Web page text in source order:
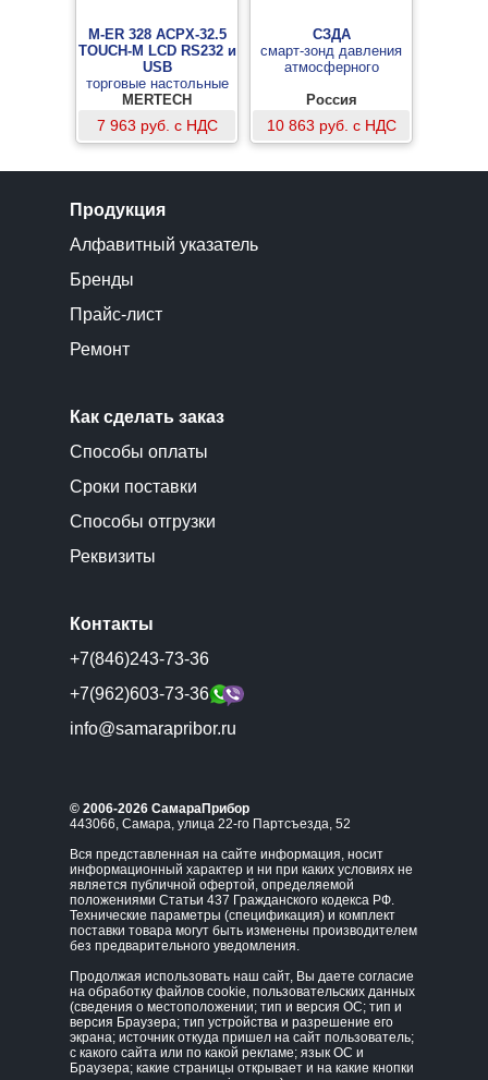
M-ER 328 ACPX-32.5
TOUCH-M LCD RS232 и
USB
торговые настольные
весы
MERTECH
7 963 руб. с НДС
СЗДА
смарт-зонд давления
атмосферного
Россия
10 863 руб. с НДС
Продукция
Алфавитный указатель
Бренды
Прайс-лист
Ремонт
Как сделать заказ
Способы оплаты
Сроки поставки
Способы отгрузки
Реквизиты
Контакты
+7(846)243-73-36
+7(962)603-73-36
info@samarapribor.ru
© 2006-2026 СамараПрибор
443066, Самара, улица 22-го Партсъезда, 52
Вся представленная на сайте информация, носит
информационный характер и ни при каких условиях не
является публичной офертой, определяемой
положениями Статьи 437 Гражданского кодекса РФ.
Технические параметры (спецификация) и комплект
поставки товара могут быть изменены производителем
без предварительного уведомления.
Продолжая использовать наш сайт, Вы даете согласие
на обработку файлов cookie, пользовательских данных
(сведения о местоположении; тип и версия ОС; тип и
версия Браузера; тип устройства и разрешение его
экрана; источник откуда пришел на сайт пользователь;
с какого сайта или по какой рекламе; язык ОС и
Браузера; какие страницы открывает и на какие кнопки